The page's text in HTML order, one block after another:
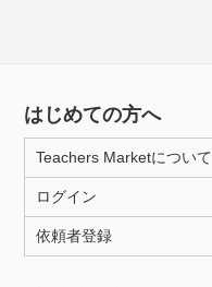
はじめての方へ
Teachers Marketについて
ログイン
依頼者登録